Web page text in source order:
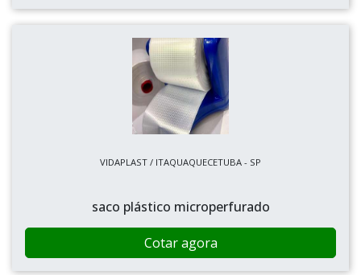
VIDAPLAST / ITAQUAQUECETUBA - SP
saco plástico microperfurado
Cotar agora